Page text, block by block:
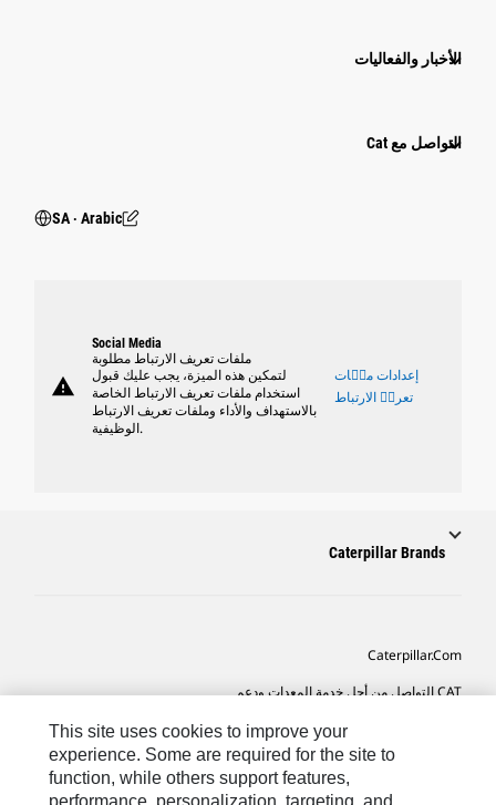
الأخبار والفعاليات
التواصل مع Cat
SA ‧ Arabic
warning
Social Media
ملفات تعريف الارتباط مطلوبة
لتمكين هذه الميزة، يجب عليك قبول
استخدام ملفات تعريف الارتباط الخاصة
بالاستهداف والأداء وملفات تعريف الارتباط
الوظيفية.
إعدادات ملٝات
تعريٝ الارتباط
Caterpillar Brands
Caterpillar.com
CAT التواصل من أجل خدمة المعدات ودعم
تفضيلات التسويق الخاصة بي
خريطة الموقع
Cookie Settings
This site uses cookies to improve your
experience. Some are required for the site to
function, while others support features,
performance, personalization, targeting, and